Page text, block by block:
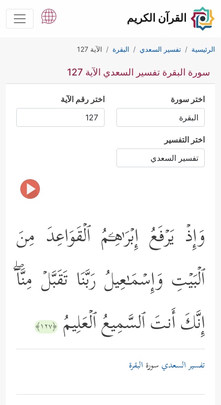
القرآن الكريم
الرئيسية تفسير السعدي البقرة الآية 127
سورة البقرة تفسير السعدي الآية 127
اختر سورة اختر رقم الآية
اختر التفسير
وَإِذۡ یَرۡفَعُ إِبۡرَ ٰ⁠هِـۧمُ ٱلۡقَوَاعِدَ مِنَ
ٱلۡبَیۡتِ وَإِسۡمَـٰعِیلُ رَبَّنَا تَقَبَّلۡ مِنَّاۤۖ
إِنَّكَ أَنتَ ٱلسَّمِیعُ ٱلۡعَلِیمُ ﴿١٢٧﴾
تفسير السعدي سورة البقرة